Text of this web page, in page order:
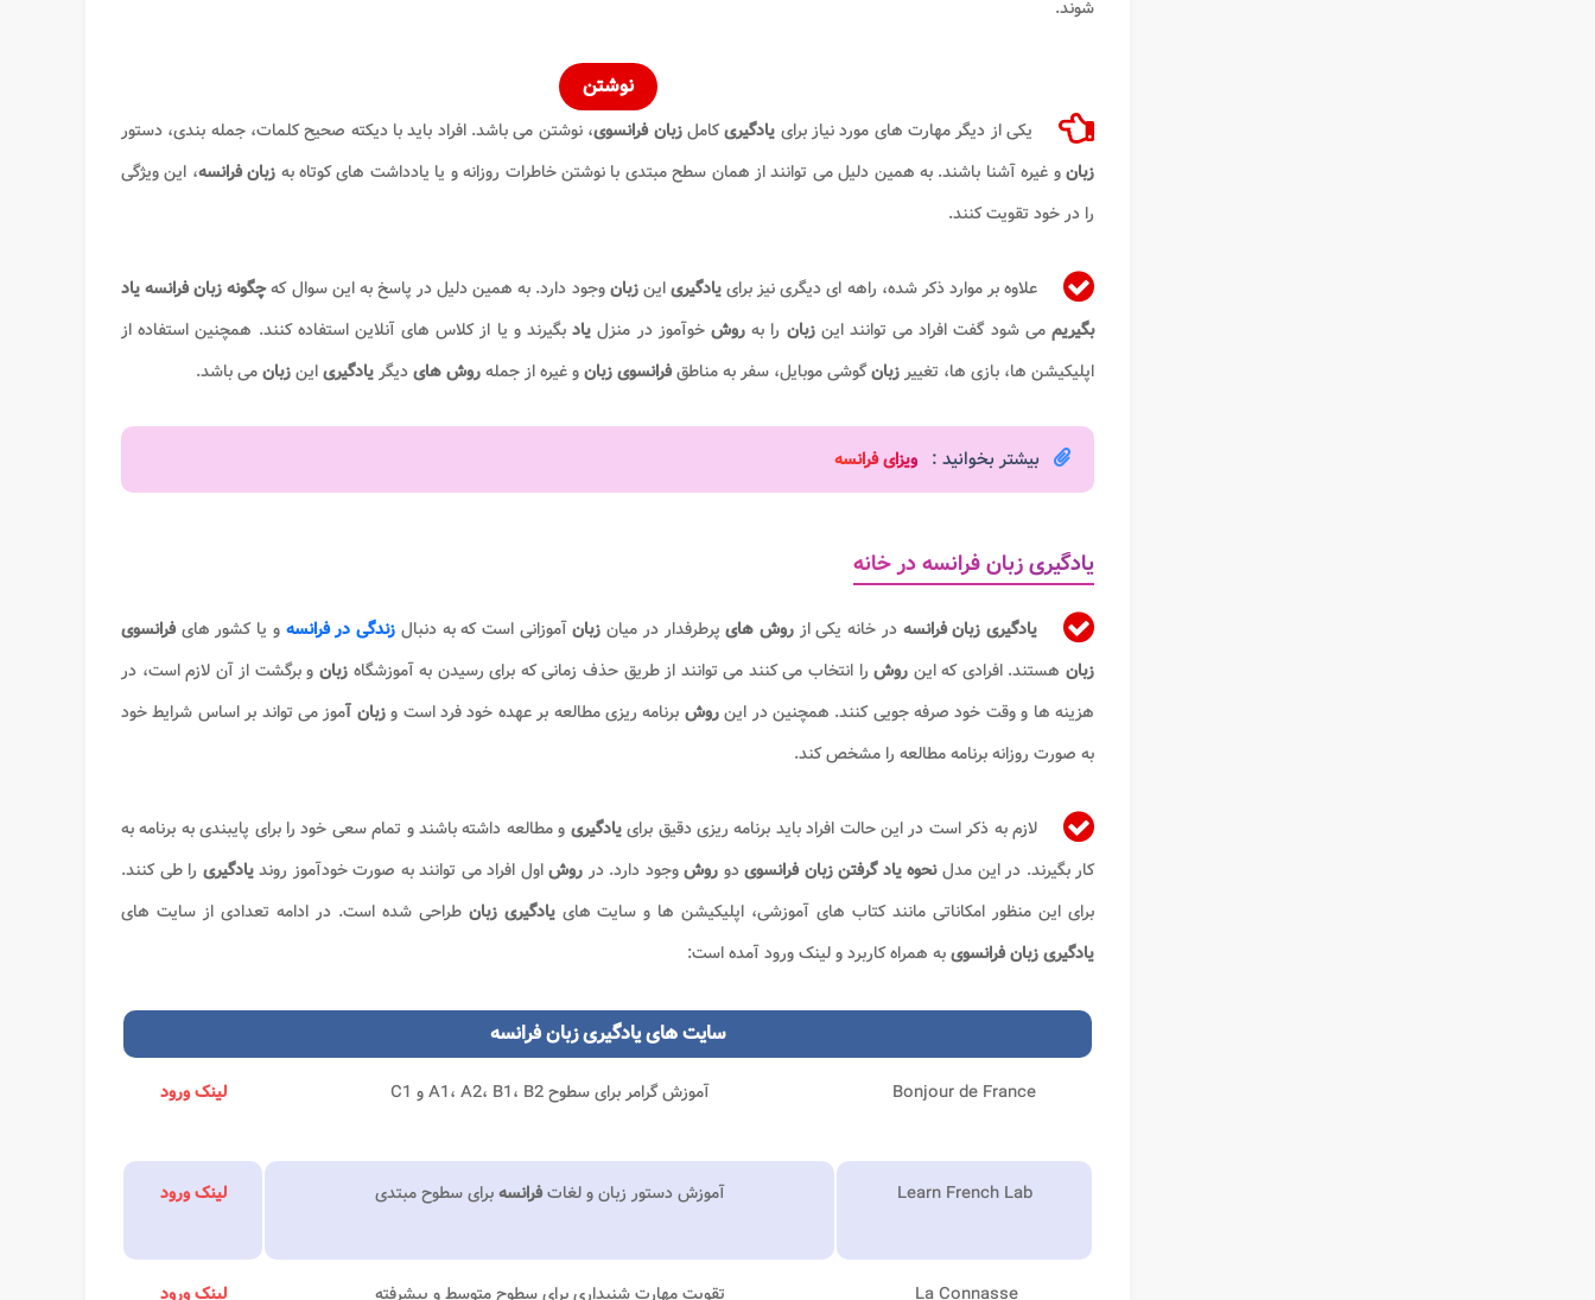
شوند.
نوشتن
یکی از دیگر مهارت های مورد نیاز برای یادگیریکاملزبان فرانسوی، نوشتن می باشد. افراد باید با دیکته صحیح کلمات، جمله بندی، دستور
زبانو غیره آشنا باشند. به همین دلیل می توانند از همان سطح مبتدی با نوشتن خاطرات روزانه و یا یادداشت های کوتاه به زبان فرانسه، این ویژگی
را در خود تقویت کنند.
علاوه بر موارد ذکر شده، راهه ای دیگری نیز براییادگیریاینزبانوجود دارد. به همین دلیل در پاسخ به این سوال کهچگونه زبان فرانسه یاد
بگیریممی شود گفت افراد می توانند اینزبان را بهروشخوآموز در منزل یاد بگیرند و یا از کلاس های آنلاین استفاده کنند. همچنین استفاده از
اپلیکیشن ها، بازی ها، تغییرزبانگوشی موبایل، سفر به مناطقفرانسوی زبانو غیره از جملهروش هایدیگریادگیریاینزبانمی باشد.
بیشتر بخوانید : ویزای فرانسه​
یادگیری زبان فرانسه در خانه
یادگیری زبان فرانسه در خانه یکی از روش هایپرطرفدار در میان زبانآموزانی است که به دنبال زندگی در فرانسه و یا کشور هایفرانسوی
زبان هستند. افرادی که این روش را انتخاب می کنند می توانند از طریق حذف زمانی که برای رسیدن به آموزشگاه زبان و برگشت از آن لازم است، در
هزینه ها و وقت خود صرفه جویی کنند. همچنین در اینروش برنامه ریزی مطالعه بر عهده خود فرد است وزبان آموز می تواند بر اساس شرایط خود
به صورت روزانه برنامه مطالعه را مشخص کند.
لازم به ذکر است در این حالت افراد باید برنامه ریزی دقیق براییادگیری و مطالعه داشته باشند و تمام سعی خود را برای پایبندی به برنامه به
کار بگیرند. در این مدلنحوه یاد گرفتن زبان فرانسویدو روشوجود دارد. در روشاول افراد می توانند به صورت خودآموز روندیادگیری را طی کنند.
برای این منظور امکاناتی مانند کتاب های آموزشی، اپلیکیشن ها و سایت هاییادگیری زبانطراحی شده است. در ادامه تعدادی از سایت های
یادگیری زبان فرانسویبه همراه کاربرد و لینک ورود آمده است:
سایت هاییادگیری زبان فرانسه
Bonjour de France آموزش گرامر برای سطوح A1، A2، ‌B1، B2 و C1 لینک ورود
Learn French Lab آموزش دستور زبان و لغاتفرانسهبرای سطوح مبتدی لینک ورود
La Connasse تقویت مهارت شنیداری برای سطوح متوسط و پیشرفته لینک ورود